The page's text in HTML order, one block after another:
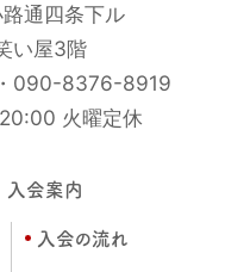
通四条下ル
い屋3階
・ 090-8376-8919
火曜定休
入会案内
入会の流れ